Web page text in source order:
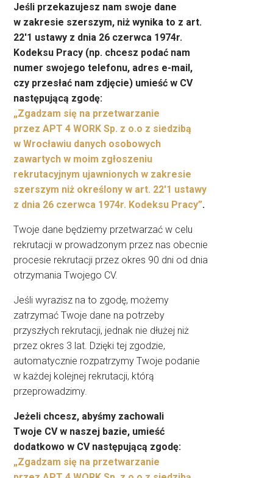
Jeśli przekazujesz nam swoje dane
w zakresie szerszym, niż wynika to z art.
22′1 ustawy z dnia 26 czerwca 1974r.
Kodeksu Pracy (np. chcesz podać nam
numer swojego telefonu, adres e-mail,
czy przesłać nam zdjęcie) umieść w CV
następującą zgodę:
„Zgadzam się na przetwarzanie
przez APT 4 WORK Sp. z o.o z siedzibą
w Wrocławiu danych osobowych
zawartych w moim zgłoszeniu
rekrutacyjnym ujawnionych w zakresie
szerszym niż określony w art. 22′1 ustawy
z dnia 26 czerwca 1974r. Kodeksu Pracy”.
Twoje dane będziemy przetwarzać w celu
rekrutacji w prowadzonym przez nas obecnie
procesie rekrutacji przez okres 90 dni od dnia
otrzymania Twojego CV.
Jeśli wyrazisz na to zgodę, możemy
zatrzymać Twoje dane na potrzeby
przyszłych rekrutacji, jednak nie dłużej niż
przez okres 3 lat. Dzięki tej zgodzie,
automatycznie rozpatrzymy Twoje podanie
w każdej kolejnej rekrutacji, którą
przeprowadzimy.
Jeżeli chcesz, abyśmy zachowali
Twoje CV w naszej bazie, umieść
dodatkowo w CV następującą zgodę:
„Zgadzam się na przetwarzanie